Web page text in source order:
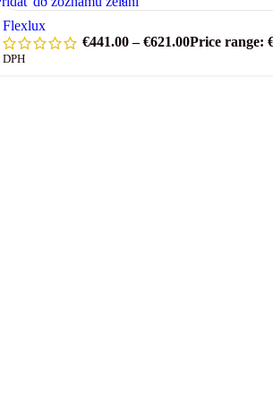
Flexlux
€441.00 – €621.00Price range:
DPH